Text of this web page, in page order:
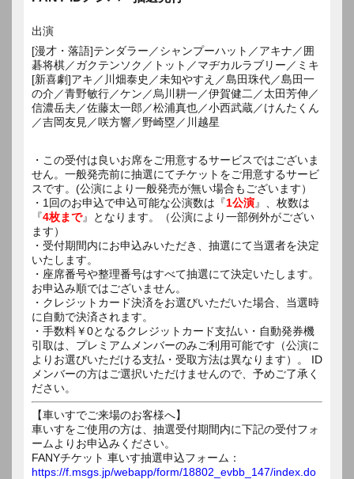
出演
[漫才・落語]テンダラー／シャンプーハット／アキナ／囲
碁将棋／ガクテンソク／トット／マヂカルラブリー／ミキ
[新喜劇]アキ／川畑泰史／未知やすえ／島田珠代／島田一
の介／青野敏行／ケン／烏川耕一／伊賀健二／太田芳伸／
信濃岳夫／佐藤太一郎／松浦真也／小西武蔵／けんたくん
／吉岡友見／咲方響／野崎塁／川越星
・この受付は良いお席をご用意するサービスではございま
せん。一般発売前に抽選にてチケットをご用意するサービ
スです。(公演により一般発売が無い場合もございます）
・1回のお申込で申込可能な公演数は『1公演』、枚数は
『4枚まで』となります。（公演により一部例外がござい
ます）
・受付期間内にお申込みいただき、抽選にて当選者を決定
いたします。
・座席番号や整理番号はすべて抽選にて決定いたします。
お申込み順ではございません。
・クレジットカード決済をお選びいただいた場合、当選時
に自動で決済されます。
・手数料￥0となるクレジットカード支払い・自動発券機
引取は、プレミアムメンバーのみご利用可能です（公演に
よりお選びいただける支払・受取方法は異なります）。 ID
メンバーの方はご選択いただけませんので、予めご了承く
ださい。
【車いすでご来場のお客様へ】
車いすをご使用の方は、抽選受付期間内に下記の受付フォ
ームよりお申込みください。
FANYチケット 車いす抽選申込フォーム：
https://f.msgs.jp/webapp/form/18802_evbb_147/index.do